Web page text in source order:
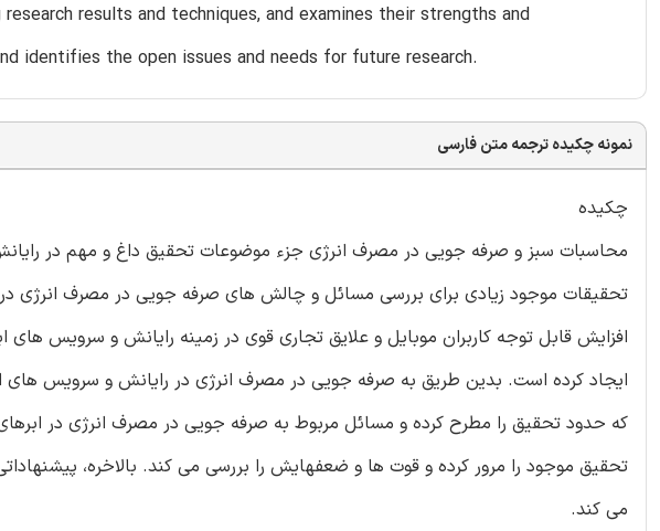
results and techniques, and examines their strengths and
identifies the open issues and needs for future research.
نمونه چکیده ترجمه متن فارسی
چکیده
محاسبات سبز و صرفه جویی در مصرف انرژی جزء موضوعات تحقیق داغ و مهم در
تحقیقات موجود زیادی برای بررسی مسائل و چالش های صرفه جویی در مصرف انرژی
افزایش قابل توجه کاربران موبایل و علایق تجاری قوی در زمینه رایانش و سرویس
ایجاد کرده است. بدین طریق به صرفه جویی در مصرف انرژی در رایانش و سرویس های
که حدود تحقیق را مطرح کرده و مسائل مربوط به صرفه جویی در مصرف انرژی در
تحقیق موجود را مرور کرده و قوت ها و ضعفهایش را بررسی می کند. بالاخره،
می کند.